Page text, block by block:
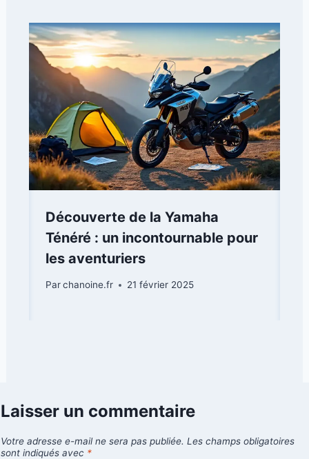
Découverte de la Yamaha
Ténéré : un incontournable pour
les aventuriers
Parchanoine.fr 21 février 2025
Laisser un commentaire
Votre adresse e-mail ne sera pas publiée. Les champs obligatoires
sont indiqués avec *